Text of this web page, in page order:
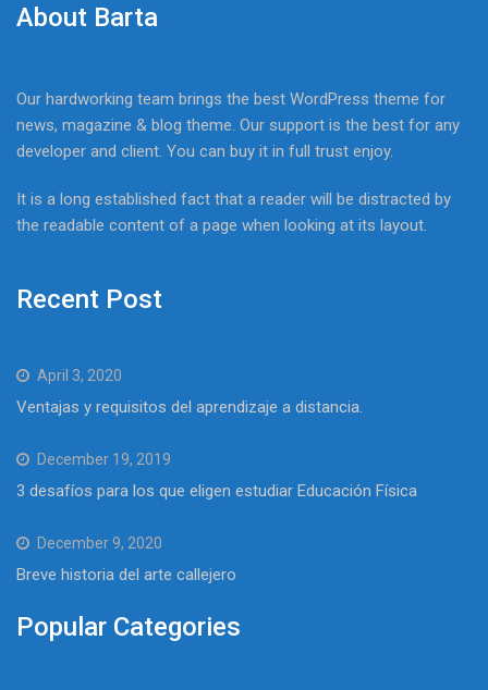
About Barta
Our hardworking team brings the best WordPress theme for
news, magazine & blog theme. Our support is the best for any
developer and client. You can buy it in full trust enjoy.
It is a long established fact that a reader will be distracted by
the readable content of a page when looking at its layout.
Recent Post
April 3, 2020
Ventajas y requisitos del aprendizaje a distancia.
December 19, 2019
3 desafíos para los que eligen estudiar Educación Física
December 9, 2020
Breve historia del arte callejero
Popular Categories